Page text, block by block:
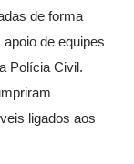
de forma
de equipes
Polícia Civil.
ligados aos